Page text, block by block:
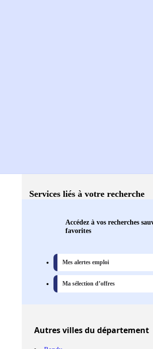
Services liés à votre recherche
Accédez à vos recherches
favorites
Mes alertes emploi
Ma sélection d’offres
Autresvillesdu département